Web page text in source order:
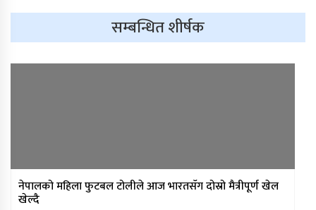
आगामी आर्थिक वर्षका लागि २१ खर्ब २४
अर्ब ३४ करोड बजेट सार्वजनिक
सम्बन्धित शीर्षक
नेपालको महिला फुटबल टोलीले आज भारतसँग दोस्रो मैत्रीपूर्ण खेल
खेल्दै